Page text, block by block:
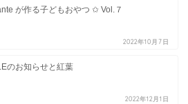
が作る子どもおやつ ✩ Vol.７
2022年10月7日
のお知らせと紅葉
2022年12月1日